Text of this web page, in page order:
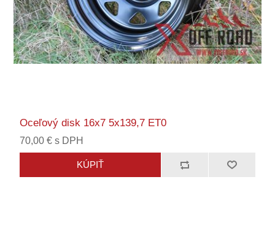
Oceľový disk 16x7 5x139,7 ET0
70,00 € s DPH